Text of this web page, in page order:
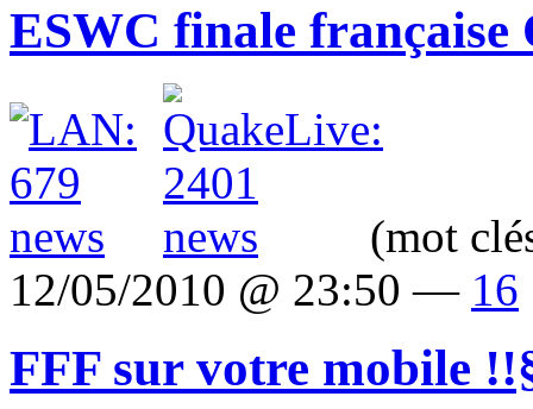
ESWC finale
(mot
12/05/2010 @ 23:50 — 16
FFF sur votre mobile